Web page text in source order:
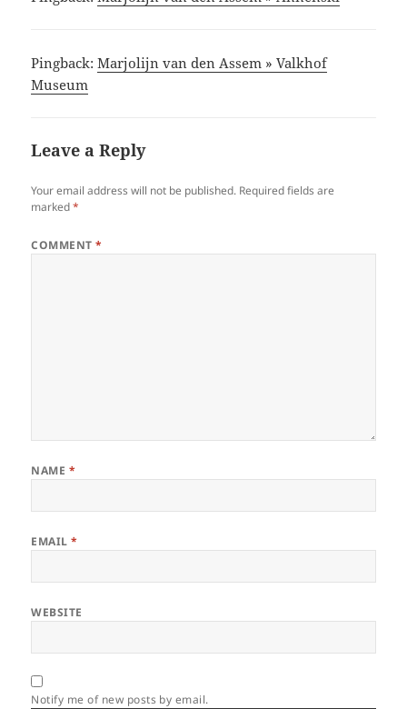
Pingback:Marjolijn van den Assem » Valkhof
Museum
Leave a Reply
Your email address will not be published. Required fields are
marked*
COMMENT*
NAME *
EMAIL*
WEBSITE
Notify me of new posts by email.